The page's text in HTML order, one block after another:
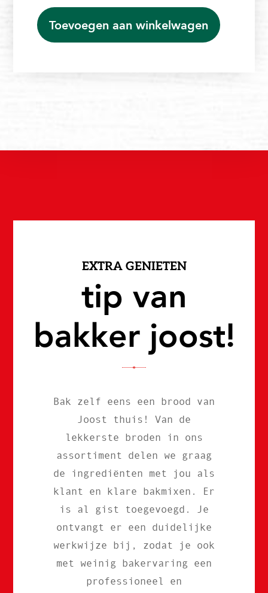
Toevoegen aan winkelwagen
EXTRA GENIETEN
tip van
bakker joost!
Bak zelf eens een brood van
Joost thuis! Van de
lekkerste broden in ons
assortiment delen we graag
de ingrediënten met jou als
klant en klare bakmixen. Er
is al gist toegevoegd. Je
ontvangt er een duidelijke
werkwijze bij, zodat je ook
met weinig bakervaring een
professioneel en